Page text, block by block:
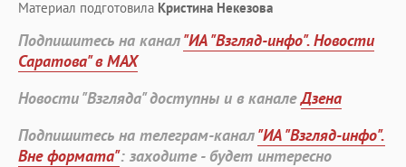
Материал подготовила Кристина Некезова
Подпишитесь на канал"ИА "Взгляд-инфо". Новости
Саратова" в MAX
Новости "Взгляда" доступны и в каналеДзена
Подпишитесь на телеграм-канал"ИА "Взгляд-инфо".
Вне формата": заходите - будет интересно